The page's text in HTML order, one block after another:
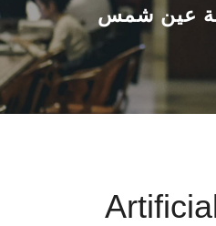
القطاعـات
الشئون الأكاديمية
البحث العلمي
المراكز والوحدات
عين شمس